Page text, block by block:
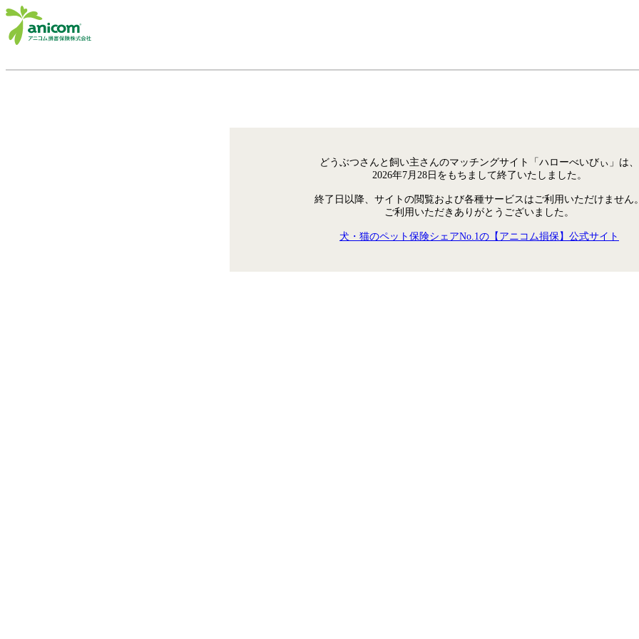
どうぶつさんと飼い主さんのマッチングサイト「ハローべいびぃ」は、
2026年7月28日をもちまして終了いたしました。
終了日以降、サイトの閲覧および各種サービスはご利用いただけません
ご利用いただきありがとうございました。
犬・猫のペット保険シェアNo.1の【アニコム損保】公式サイト